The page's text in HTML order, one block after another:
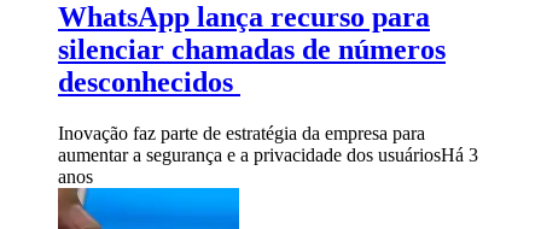
WhatsApp lança recurso para
silenciar chamadas de números
desconhecidos
Inovação faz parte de estratégia da empresa para
aumentar a segurança e a privacidade dos usuáriosHá 3
anos